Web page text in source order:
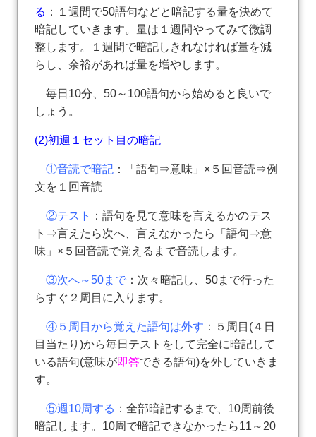
る ：１週間で50語句などと暗記する量を決めて
暗記していきます。量は１週間やってみて微調
整します。１週間で暗記しきれなければ量を減
らし、余裕があれば量を増やします。
毎日10分、50～100語句から始めると良いで
しょう。
(2)初週１セット目の暗記
①音読で暗記 ：「語句⇒意味」×５回音読⇒例
文を１回音読
②テスト
：語句を見て意味を言えるかのテス
ト⇒言えたら次へ、言えなかったら「語句⇒意
味」×５回音読で覚えるまで音読します。
③次へ～50まで ：次々暗記し、50まで行った
らすぐ２周目に入ります。
④５周目から覚えた語句は外す ：５周目(４日
目当たり)から毎日テストをして完全に暗記して
いる語句(意味が即答できる語句)を外していきま
す。
⑤週10周する ：全部暗記するまで、10周前後
暗記します。10周で暗記できなかったら11～20